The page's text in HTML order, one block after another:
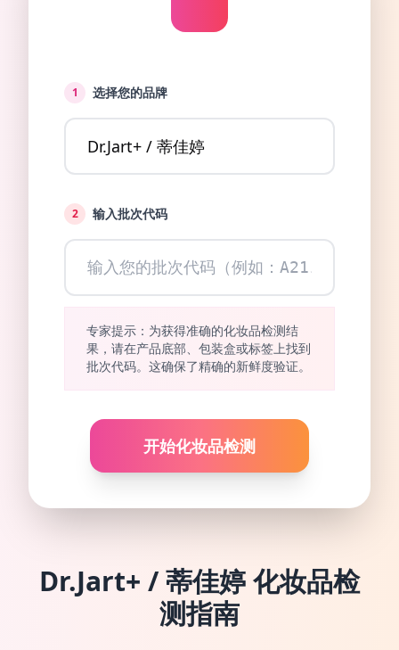
1 选择您的品牌
2 输入批次代码
专家提示：为获得准确的化妆品检测结
果，请在产品底部、包装盒或标签上找到
批次代码。这确保了精确的新鲜度验证。
开始化妆品检测
Dr.Jart+ / 蒂佳婷化妆品检
测指南